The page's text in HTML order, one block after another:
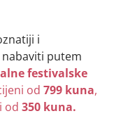
i
putem
festivalske
od799 kuna,
od350 kuna.